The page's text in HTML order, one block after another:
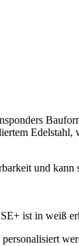
und
ist in weiß